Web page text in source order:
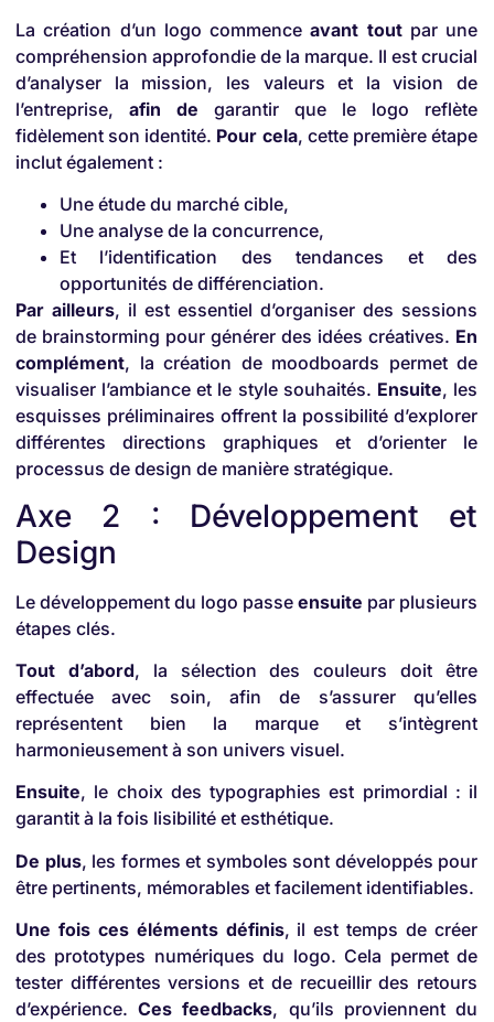
La création d’un logo commenceavant toutpar une
compréhension approfondie de la marque. Il est crucial
d’analyser la mission, les valeurs et la vision de
l’entreprise, afin de garantir que le logo reflète
fidèlement son identité. Pour cela, cette première étape
inclut également :
Une étude du marché cible,
Une analyse de la concurrence,
Et l’identification des tendances et des
opportunités de différenciation.
Par ailleurs, il est essentiel d’organiser des sessions
de brainstorming pour générer des idées créatives. En
complément, la création de moodboards permet de
visualiser l’ambiance et le style souhaités. Ensuite, les
esquisses préliminaires offrent la possibilité d’explorer
différentes directions graphiques et d’orienter le
processus de design de manière stratégique.
Axe 2 : Développement et
Design
Le développement du logo passe ensuite par plusieurs
étapes clés.
Tout d’abord, la sélection des couleurs doit être
effectuée avec soin, afin de s’assurer qu’elles
représentent bien la marque et s’intègrent
harmonieusement à son univers visuel.
Ensuite, le choix des typographies est primordial : il
garantit à la fois lisibilité et esthétique.
De plus, les formes et symboles sont développés pour
être pertinents, mémorables et facilement identifiables.
Une fois ces éléments définis, il est temps de créer
des prototypes numériques du logo. Cela permet de
tester différentes versions et de recueillir des retours
d’expérience.Ces feedbacks, qu’ils proviennent du